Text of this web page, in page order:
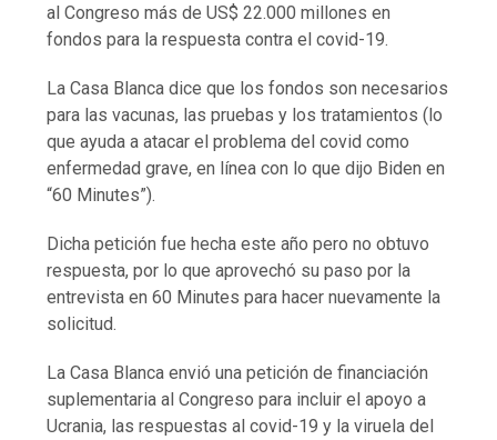
al Congreso más de US$ 22.000 millones en
fondos para la respuesta contra el covid-19.
La Casa Blanca dice que los fondos son necesarios
para las vacunas, las pruebas y los tratamientos (lo
que ayuda a atacar el problema del covid como
enfermedad grave, en línea con lo que dijo Biden en
“60 Minutes”).
Dicha petición fue hecha este año pero no obtuvo
respuesta, por lo que aprovechó su paso por la
entrevista en 60 Minutes para hacer nuevamente la
solicitud.
La Casa Blanca envió una petición de financiación
suplementaria al Congreso para incluir el apoyo a
Ucrania, las respuestas al covid-19 y la viruela del